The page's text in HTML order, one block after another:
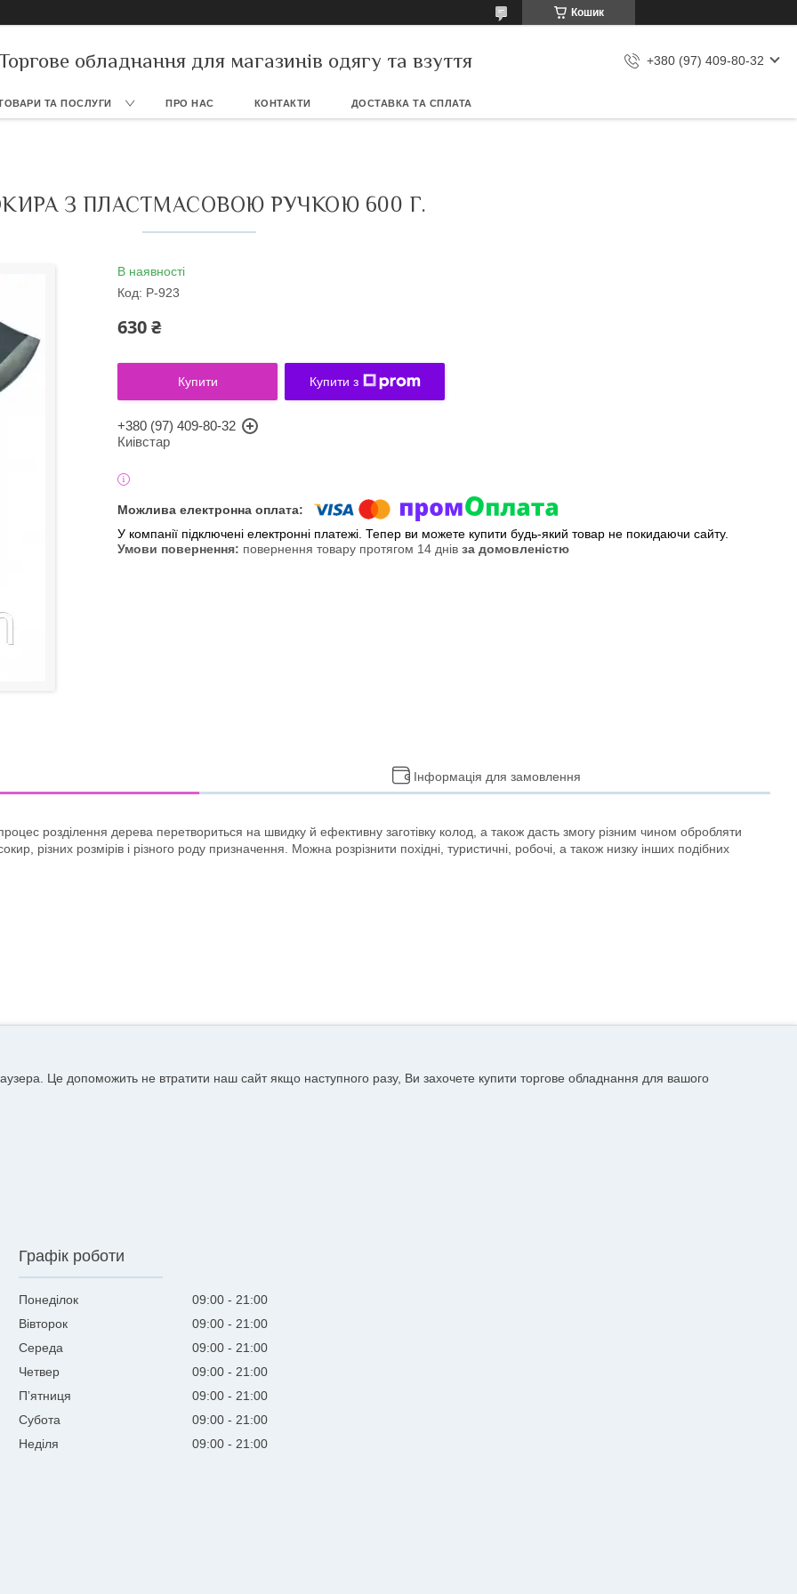
Кошик
обладнання для магазинів одягу та взуття +380 (97) 409-80-32
ТА ПОСЛУГИ ПРО НАС КОНТАКТИ ДОСТАВКА ТА СПЛАТА
З ПЛАСТМАСОВОЮ РУЧКОЮ 600 Г.
В наявності
Код: P-923
630 ₴
Купити Купити з
+380 (97) 409-80-32
Киівстар
У компанії підключені електронні платежі. Тепер ви можете купити будь-який товар не покидаючи сайту.
повернення товару протягом 14 днів за домовленістю
Інформація для замовлення
розділення дерева перетвориться на швидку й ефективну заготівку колод, а також дасть змогу різним чином обробляти
різних розмірів і різного роду призначення. Можна розрізнити похідні, туристичні, робочі, а також низку інших подібних
Це допоможить не втратити наш сайт якщо наступного разу, Ви захочете купити торгове обладнання для вашого
Графік роботи
Понеділок 09:00
21:00
Вівторок
09:00
21:00
Середа
09:00
21:00
Четвер
09:00
21:00
Пʼятниця
09:00
21:00
Субота
09:00
21:00
Неділя
09:00 21:00